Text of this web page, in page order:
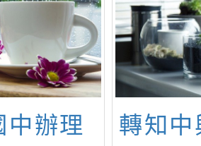
中辦理
轉知